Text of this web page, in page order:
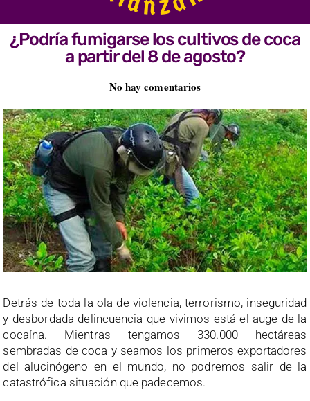
¿Podría fumigarse los cultivos de coca
a partir del 8 de agosto?
No hay comentarios
Detrás de toda la ola de violencia, terrorismo, inseguridad
y desbordada delincuencia que vivimos está el auge de la
cocaína. Mientras tengamos 330.000 hectáreas
sembradas de coca y seamos los primeros exportadores
del alucinógeno en el mundo, no podremos salir de la
catastrófica situación que padecemos.